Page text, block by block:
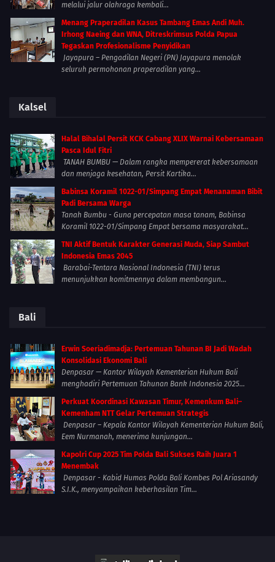
melalui jalur olahraga kembali...
Menang Praperadilan Kasus Tambang Emas Andi Muh.
Irhong Naeing dan WNA, Ditreskrimsus Polda Papua
Tegaskan Profesionalisme Penyidikan
Jayapura – Pengadilan Negeri (PN) Jayapura menolak
seluruh permohonan praperadilan yang...
Kalsel
Halal Bihalal Persit KCK Cabang XLIX Warnai Kebersamaan
Pasca Idul Fitri
TANAH BUMBU — Dalam rangka mempererat kebersamaan
dan menjaga kesehatan, Persit Kartika...
Babinsa Koramil 1022-01/Simpang Empat Menanaman Bibit
Padi Bersama Warga
Tanah Bumbu - Guna percepatan masa tanam, Babinsa
Koramil 1022-01/Simpang Empat bersama masyarakat...
TNI Aktif Bentuk Karakter Generasi Muda, Siap Sambut
Indonesia Emas 2045
Barabai-Tentara Nasional Indonesia (TNI) terus
menunjukkan komitmennya dalam membangun...
Bali
Erwin Soeriadimadja: Pertemuan Tahunan BI Jadi Wadah
Konsolidasi Ekonomi Bali
Denpasar — Kantor Wilayah Kementerian Hukum Bali
menghadiri Pertemuan Tahunan Bank Indonesia 2025...
Perkuat Koordinasi Kawasan Timur, Kemenkum Bali–
Kemenham NTT Gelar Pertemuan Strategis
Denpasar – Kepala Kantor Wilayah Kementerian Hukum Bali,
Eem Nurmanah, menerima kunjungan...
Kapolri Cup 2025 Tim Polda Bali Sukses Raih Juara 1
Menembak
Denpasar - Kabid Humas Polda Bali Kombes Pol Ariasandy
S.I.K., menyampaikan keberhasilan Tim...